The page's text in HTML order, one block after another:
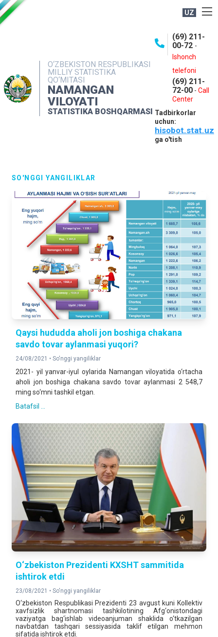
UZ
O‘ZBEKISTON RESPUBLIKASI
MILLIY STATISTIKA
QO‘MITASI
NAMANGAN
VILOYATI
STATISTIKA BOSHQARMASI
(69) 211-
00-72 -
Ishonch
telefoni
(69) 211-
72-00 - Call
Center
Tadbirkorlar
uchun:
hisobot.stat.uz
ga o'tish
NASHRLAR
INTERAKTIV XIZMATLAR
MATBUOT XIZMATI
MUROJAATLAR
SO'NGGI YANGILIKLAR
Qaysi hududda aholi jon boshiga chakana
savdo tovar aylanmasi yuqori?
24/08/2021 • So'nggi yangiliklar
2021- yil yanvar-iyul oylarida Namangan viloyatida o‘rtacha
aholi jon boshiga chakana savdo tovar aylanmasi 2 548,7
ming so‘mni tashkil etgan.
Batafsil ...
O‘zbekiston Prezidenti KXSHT sammitida
ishtirok etdi
23/08/2021 • So'nggi yangiliklar
O‘zbekiston Respublikasi Prezidenti 23 avgust kuni Kollektiv
xavfsizlik shartnomasi tashkilotining Afg‘onistondagi
vaziyatga bag‘ishlab videoanjuman shaklida o‘tkazilgan
navbatdan tashqari sessiyasida taklif etilgan mehmon
sifatida ishtirok etdi.